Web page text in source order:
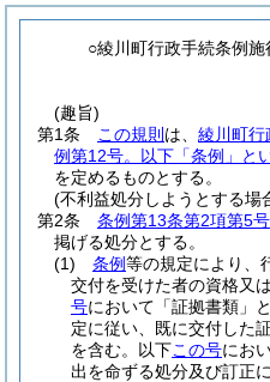
○綾川町行政手続条例施
(趣旨)
第1条
この規則 は、 綾川町行
例第12号。以下「条例」と
を定めるものとする。
(不利益処分しようとする場
第2条
条例第13条第2項第5号
掲げる処分とする。
(1)
条例等の規定により、
交付を受けた者の資格又
号において「証拠書類」
定に従い、既に交付した
を含む。以下この号にお
出を命ずる処分及び訂正